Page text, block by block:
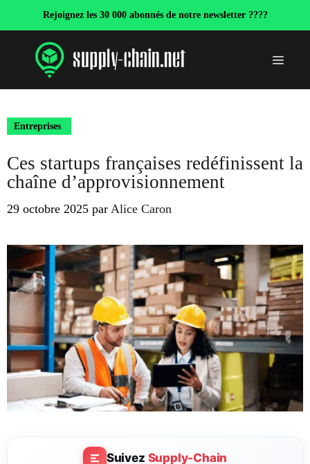
Rejoignez les 30 000 abonnés de notre newsletter ????
Menu
Entreprises
Ces startups françaises redéfinissent la
chaîne d’approvisionnement
29 octobre 2025 par Alice Caron
Suivez Supply-Chain